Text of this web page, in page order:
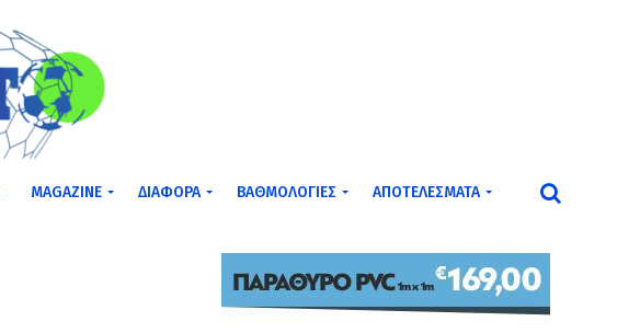
MAGAZINE ΔΙΆΦΟΡΑ ΒΑΘΜΟΛΟΓΊΕΣ ΑΠΟΤΕΛΈΣΜΑΤΑ